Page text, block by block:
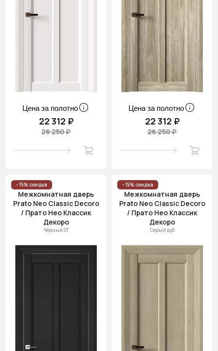
Цена за полотно
22 312 ₽
26 250 ₽
Цена за полотно
22 312 ₽
26 250 ₽
- 15% скидка
Межкомнатная дверь
Prato Neo Classic Decoro
/ Прато Нео Классик
Декоро
Чёрный ST
- 15% скидка
Межкомнатная дверь
Prato Neo Classic Decoro
/ Прато Нео Классик
Декоро
Серый дуб